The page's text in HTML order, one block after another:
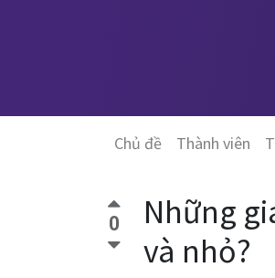
Chủ đề Thành viên
0
Những
và nhỏ?